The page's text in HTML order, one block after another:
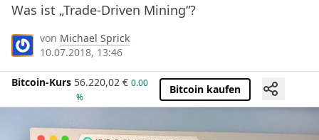
Was ist „Trade-Driven Mining“?
von Michael Sprick
10.07.2018, 13:46
Bitcoin-Kurs 56.220,02 € 0.00
%
Bitcoin kaufen